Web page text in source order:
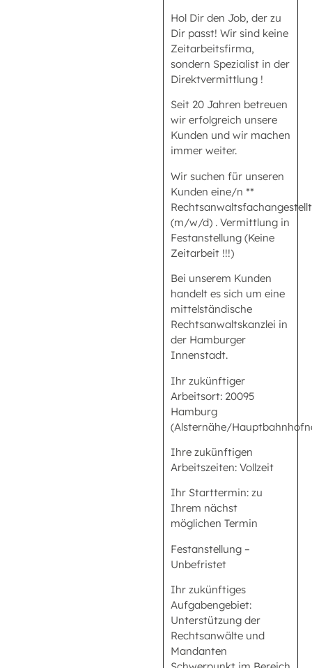
Hol Dir den Job, der zu
Dir passt! Wir sind keine
Zeitarbeitsfirma,
sondern Spezialist in der
Direktvermittlung !
Seit 20 Jahren betreuen
wir erfolgreich unsere
Kunden und wir machen
immer weiter.
Wir suchen für unseren
Kunden eine/n **
(m/w/d) . Vermittlung in
Festanstellung (Keine
Zeitarbeit !!!)
Bei unserem Kunden
handelt es sich um eine
mittelständische
Rechtsanwaltskanzlei in
der Hamburger
Innenstadt.
Ihr zukünftiger
Arbeitsort: 20095
Hamburg
(Alsternähe/
Ihre zukünftigen
Arbeitszeiten: Vollzeit
Ihr Starttermin: zu
Ihrem nächst
möglichen Termin
Festanstellung –
Unbefristet
Ihr zukünftiges
Aufgabengebiet:
Unterstützung der
Rechtsanwälte und
Mandanten